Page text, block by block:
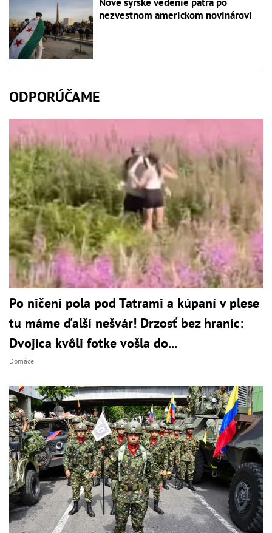
Nové sýrske vedenie pátra po
nezvestnom americkom novinárovi
ODPORÚČAME
Po ničení pola pod Tatrami a kúpaní v plese
tu máme ďalší nešvár! Drzosť bez hraníc:
Dvojica kvôli fotke vošla do...
Domáce